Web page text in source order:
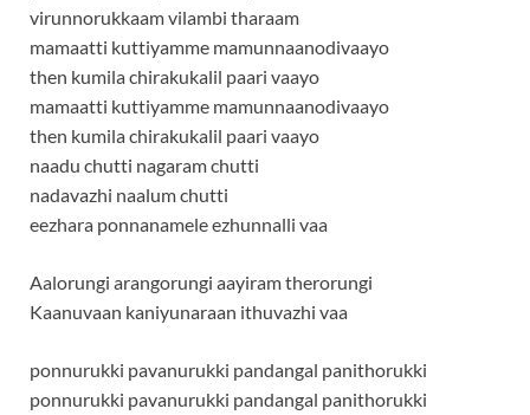
virunnorukkaam vilambi tharaam
mamaatti kuttiyamme mamunnaanodivaayo
then kumila chirakukalil paari vaayo
mamaatti kuttiyamme mamunnaanodivaayo
then kumila chirakukalil paari vaayo
naadu chutti nagaram chutti
nadavazhi naalum chutti
eezhara ponnanamele ezhunnalli vaa
Aalorungi arangorungi aayiram therorungi
Kaanuvaan kaniyunaraan ithuvazhi vaa
ponnurukki pavanurukki pandangal panithorukki
ponnurukki pavanurukki pandangal panithorukki